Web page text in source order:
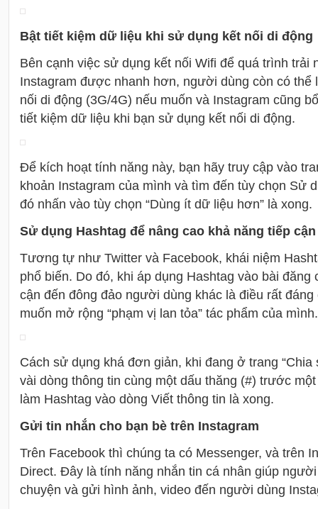
Bật tiết kiệm dữ liệu khi sử dụng kết nối di động
Bên cạnh việc sử dụng kết nối Wifi để quá trình trải
Instagram được nhanh hơn, người dùng còn có thể
nối di động (3G/4G) nếu muốn và Instagram cũng
tiết kiệm dữ liệu khi bạn sử dụng kết nối di động.
Để kích hoạt tính năng này, bạn hãy truy cập vào
khoản Instagram của mình và tìm đến tùy chọn Sử
đó nhấn vào tùy chọn “Dùng ít dữ liệu hơn” là xong.
Sử dụng Hashtag để nâng cao khả năng tiếp
Tương tự như Twitter và Facebook, khái niệm
phổ biến. Do đó, khi áp dụng Hashtag vào bài đăng
cận đến đông đảo người dùng khác là điều rất đáng
muốn mở rộng “phạm vị lan tỏa” tác phẩm của mình.
Cách sử dụng khá đơn giản, khi đang ở trang “Chia
vài dòng thông tin cùng một dấu thăng (#) trước một
làm Hashtag vào dòng Viết thông tin là xong.
Gửi tin nhắn cho bạn bè trên Instagram
Trên Facebook thì chúng ta có Messenger, và trên
Direct. Đây là tính năng nhắn tin cá nhân giúp
chuyện và gửi hình ảnh, video đến người dùng